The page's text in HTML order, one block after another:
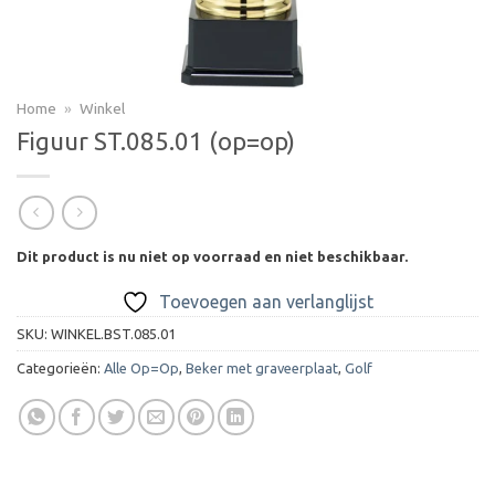
Home » Winkel
Figuur ST.085.01 (op=op)
Dit product is nu niet op voorraad en niet beschikbaar.
Toevoegen aan verlanglijst
SKU: WINKEL.BST.085.01
Categorieën: Alle Op=Op, Beker met graveerplaat, Golf